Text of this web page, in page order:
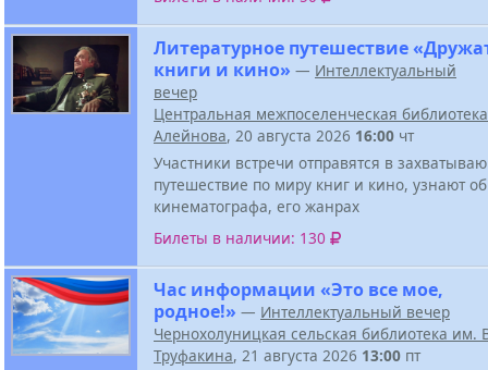
Литературное путешествие
книги и кино» — Интеллектуальный
вечер
Центральная межпоселенческая
Алейнова, 20 августа 2026 16:00 чт
Участники встречи отправятся в
путешествие по миру книг и кино, узнают
кинематографа, его жанрах
Билеты в наличии: 130
Час информации «Это все мое,
родное!» — Интеллектуальный вечер
Чернохолуницкая сельская библиотека им.
Труфакина, 21 августа 2026 13:00 пт